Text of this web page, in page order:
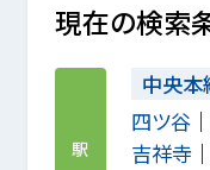
現在の検索
駅
中央本
四ツ谷
吉祥寺